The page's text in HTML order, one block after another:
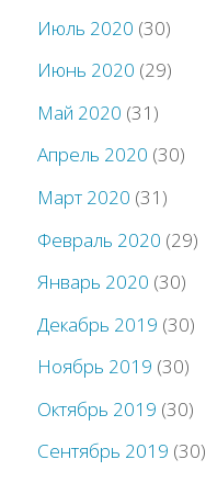
Июль 2020 (30)
Июнь 2020 (29)
Май 2020 (31)
Апрель 2020 (30)
Март 2020 (31)
Февраль 2020 (29)
Январь 2020 (30)
Декабрь 2019 (30)
Ноябрь 2019 (30)
Октябрь 2019 (30)
Сентябрь 2019 (30)